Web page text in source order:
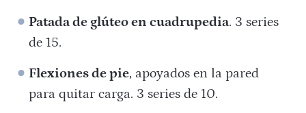
Patada de glúteo en cuadrupedia. 3 series
de 15.
Flexiones de pie, apoyados en la pared
para quitar carga. 3 series de 10.